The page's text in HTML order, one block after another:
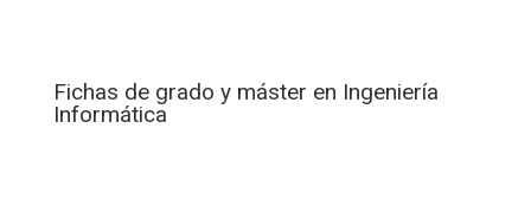
Fichas de grado y máster en Ingeniería
Informática